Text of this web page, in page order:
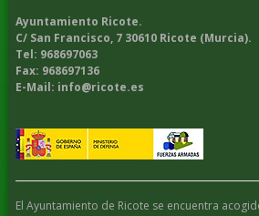
Ayuntamiento Ricote.
C/ San Francisco, 7 30610 Ricote (Murcia).
Tel: 968697063
Fax: 968697136
E-Mail: info@ricote.es
El Ayuntamiento de Ricote se encuentra